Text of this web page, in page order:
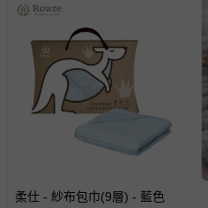
柔仕 - 紗布包巾(9層) - 藍色